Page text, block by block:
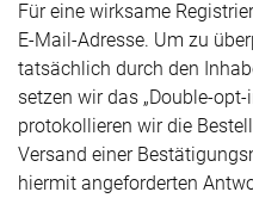
Für eine wirksame
E-Mail-Adresse. Um zu
tatsächlich durch den
setzen wir das „Double-
protokollieren wir die
Versand einer
hiermit angeforderten